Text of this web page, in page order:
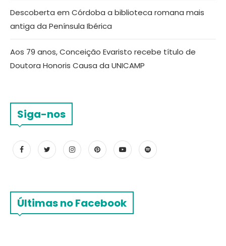
Descoberta em Córdoba a biblioteca romana mais
antiga da Península Ibérica
Aos 79 anos, Conceição Evaristo recebe título de
Doutora Honoris Causa da UNICAMP
Siga-nos
Últimas no Facebook